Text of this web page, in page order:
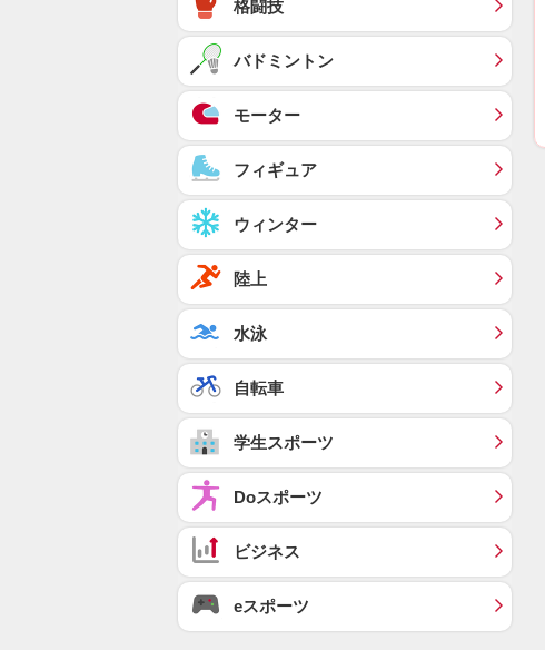
格闘技
バドミントン
モーター
フィギュア
ウィンター
陸上
水泳
自転車
学生スポーツ
Doスポーツ
ビジネス
eスポーツ